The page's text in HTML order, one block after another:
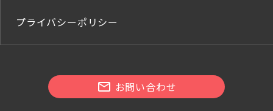
プライバシーポリシー
お問い合わせ